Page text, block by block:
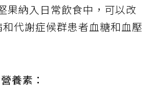
果納入日常飲食中，可以改
代謝症候群患者血糖和血壓
養素：